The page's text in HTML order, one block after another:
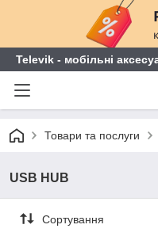
Televik - мобільні
Товари та послуги
USB HUB
Сортування